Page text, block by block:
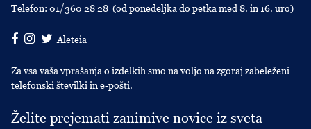
Telefon: 01/360 28 28 (od ponedeljka do petka med 8. in 16. uro)
Aleteia
Za vsa vaša vprašanja o izdelkih smo na voljo na zgoraj zabeleženi
telefonski številki in e-pošti.
Želite prejemati zanimive novice iz sveta